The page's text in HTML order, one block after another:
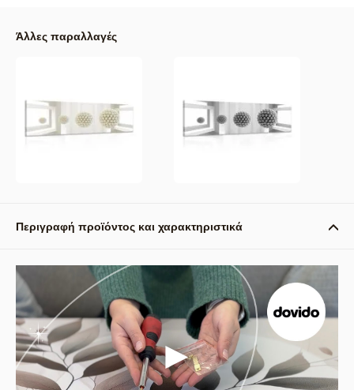
Άλλες παραλλαγές
Περιγραφή προϊόντος και χαρακτηριστικά